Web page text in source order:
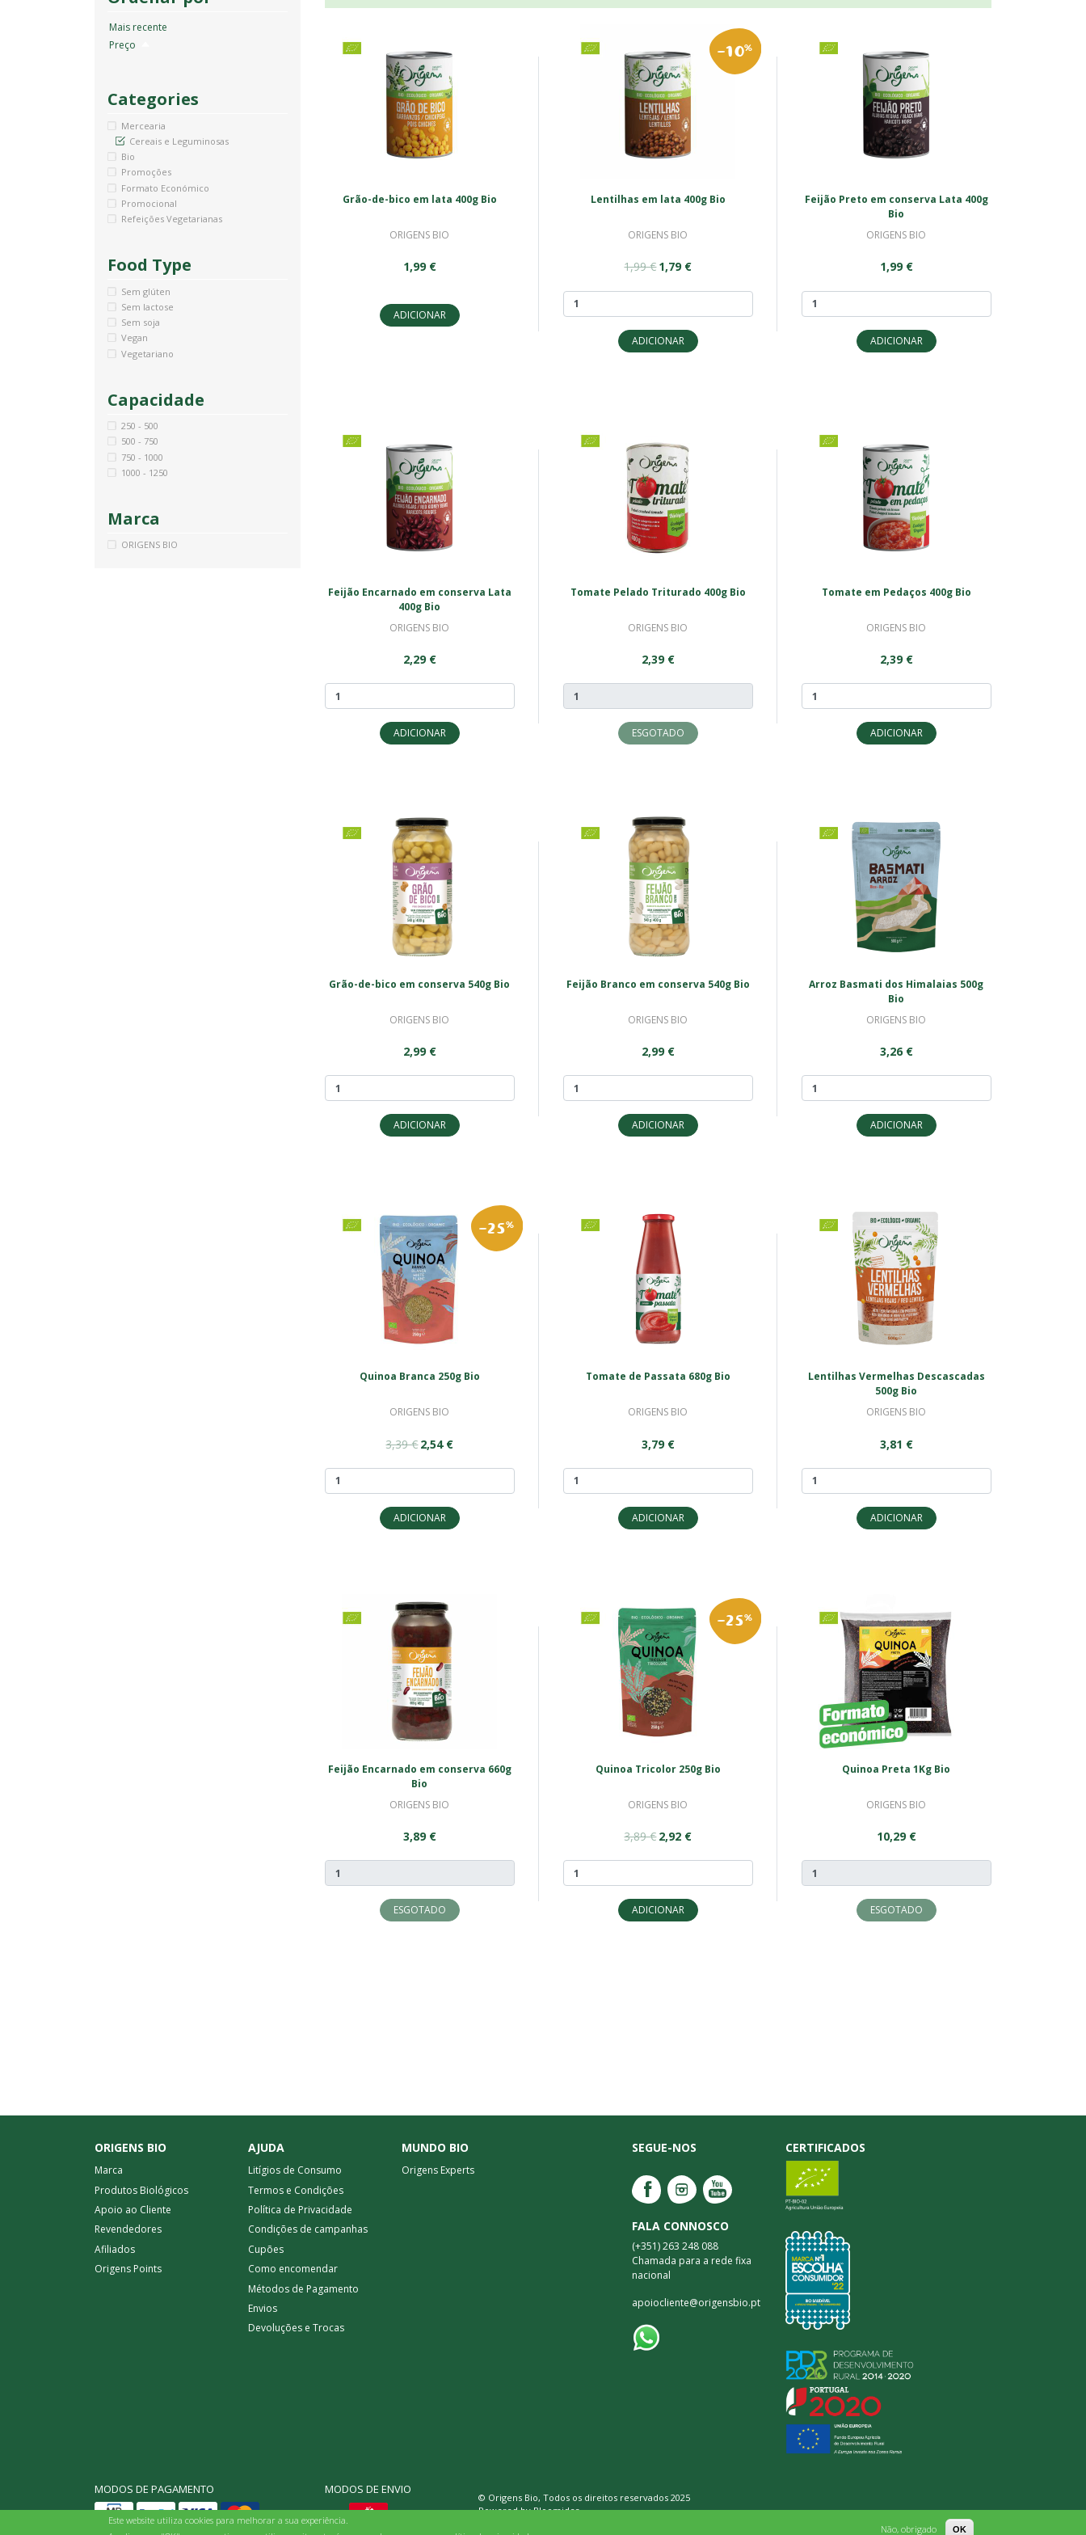
Grão-de-bico em lata 400g Bio
ORIGENS BIO
1,99 €
ADICIONAR
-10%
Lentilhas em lata 400g Bio
ORIGENS BIO
1,99 €1,79 €
ADICIONAR
Feijão Preto em conserva Lata 400g
Bio
ORIGENS BIO
1,99 €
ADICIONAR
Feijão Encarnado em conserva Lata
400g Bio
ORIGENS BIO
2,29 €
ADICIONAR
Tomate Pelado Triturado 400g Bio
ORIGENS BIO
2,39 €
ESGOTADO
Tomate em Pedaços 400g Bio
ORIGENS BIO
2,39 €
ADICIONAR
Grão-de-bico em conserva 540g Bio
ORIGENS BIO
2,99 €
ADICIONAR
Feijão Branco em conserva 540g Bio
ORIGENS BIO
2,99 €
ADICIONAR
Arroz Basmati dos Himalaias 500g
Bio
ORIGENS BIO
3,26 €
ADICIONAR
-25%
Quinoa Branca 250g Bio
ORIGENS BIO
3,39 €2,54 €
ADICIONAR
Tomate de Passata 680g Bio
ORIGENS BIO
3,79 €
ADICIONAR
Lentilhas Vermelhas Descascadas
500g Bio
ORIGENS BIO
3,81 €
ADICIONAR
Feijão Encarnado em conserva 660g
Bio
ORIGENS BIO
3,89 €
ESGOTADO
-25%
Quinoa Tricolor 250g Bio
ORIGENS BIO
3,89 €2,92 €
ADICIONAR
Quinoa Preta 1Kg Bio
ORIGENS BIO
10,29 €
ESGOTADO
Mais recente
Preço
Categories
Mercearia
Cereais e Leguminosas
Bio
Promoções
Formato Económico
Promocional
Refeições Vegetarianas
Food Type
Sem glúten
Sem lactose
Sem soja
Vegan
Vegetariano
Capacidade
250 - 500
500 - 750
750 - 1000
1000 - 1250
Marca
ORIGENS BIO
ORIGENS BIO
Marca
Produtos Biológicos
Apoio ao Cliente
Revendedores
Afiliados
Origens Points
AJUDA
Litígios de Consumo
Termos e Condições
Política de Privacidade
Condições de campanhas
Cupões
Como encomendar
Métodos de Pagamento
Envios
Devoluções e Trocas
MUNDO BIO
Origens Experts
SEGUE-NOS
FALA CONNOSCO
(+351) 263 248 088
Chamada para a rede fixa
nacional
apoiocliente@origensbio.pt
CERTIFICADOS
MODOS DE PAGAMENTO MODOS DE ENVIO
© Origens Bio, Todos os direitos reservados 2025
Powered byBloomidea
Este website utiliza cookies para melhorar a sua experiência.
Não, obrigado OK